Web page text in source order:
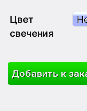
Поиск
Товары
Цвет
свечения
Добавить к